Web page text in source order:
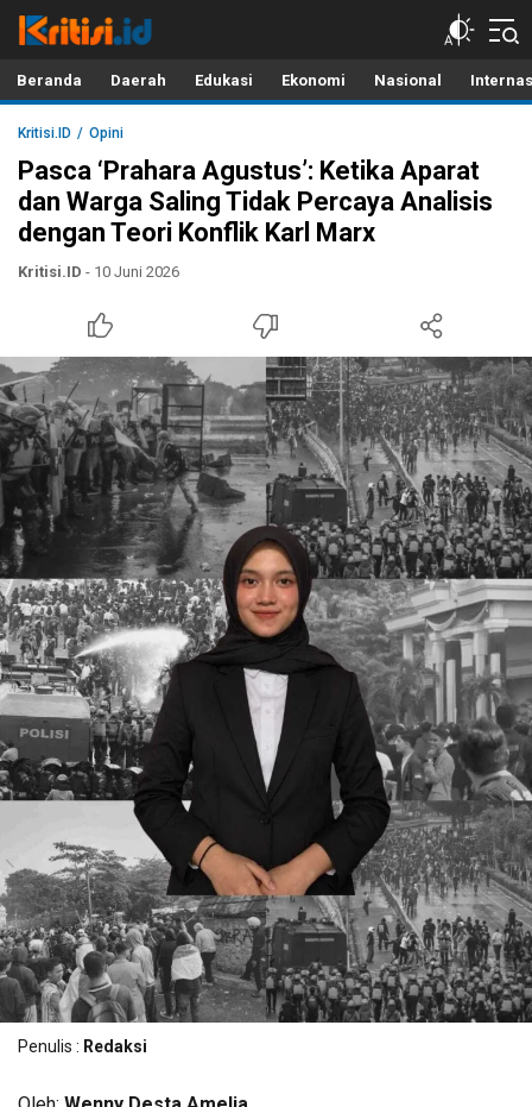
Kritisi.ID
Kritik untuk Negeri!
Beranda Daerah Edukasi Ekonomi Nasional
Kritisi.ID Opini
Pasca ‘Prahara Agustus’: Ketika Aparat
dan Warga Saling Tidak Percaya Analisis
dengan Teori Konflik Karl Marx
Kritisi.ID - 10 Juni 2026
Penulis : Redaksi